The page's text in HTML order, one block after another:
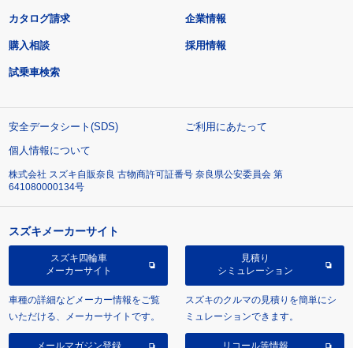
カタログ請求
購入相談
試乗車検索
企業情報
採用情報
安全データシート(SDS)
ご利用にあたって
個人情報について
株式会社 スズキ自販奈良 古物商許可証番号 奈良県公安委員会 第
641080000134号
スズキメーカーサイト
スズキ四輪車
メーカーサイト
車種の詳細などメーカー情報をご覧
いただける、メーカーサイトです。
見積り
シミュレーション
スズキのクルマの見積りを簡単にシ
ミュレーションできます。
メールマガジン登録 リコール等情報